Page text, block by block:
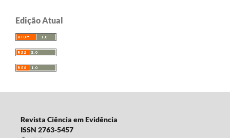
Edição Atual
Revista Ciência em Evidência
ISSN 2763-5457